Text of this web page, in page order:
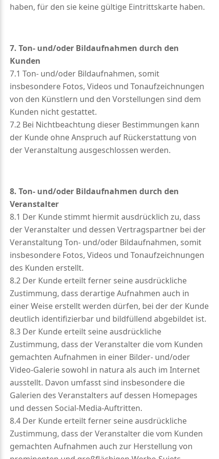
haben, für den sie keine gültige Eintrittskarte haben.
7. Ton- und/oder Bildaufnahmen durch den
Kunden
7.1 Ton- und/oder Bildaufnahmen, somit
insbesondere Fotos, Videos und Tonaufzeichnungen
von den Künstlern und den Vorstellungen sind dem
Kunden nicht gestattet.
7.2 Bei Nichtbeachtung dieser Bestimmungen kann
der Kunde ohne Anspruch auf Rückerstattung von
der Veranstaltung ausgeschlossen werden.
8. Ton- und/oder Bildaufnahmen durch den
Veranstalter
8.1 Der Kunde stimmt hiermit ausdrücklich zu, dass
der Veranstalter und dessen Vertragspartner bei der
Veranstaltung Ton- und/oder Bildaufnahmen, somit
insbesondere Fotos, Videos und Tonaufzeichnungen
des Kunden erstellt.
8.2 Der Kunde erteilt ferner seine ausdrückliche
Zustimmung, dass derartige Aufnahmen auch in
einer Weise erstellt werden dürfen, bei der der Kunde
deutlich identifizierbar und bildfüllend abgebildet ist.
8.3 Der Kunde erteilt seine ausdrückliche
Zustimmung, dass der Veranstalter die vom Kunden
gemachten Aufnahmen in einer Bilder- und/oder
Video-Galerie sowohl in natura als auch im Internet
ausstellt. Davon umfasst sind insbesondere die
Galerien des Veranstalters auf dessen Homepages
und dessen Social-Media-Auftritten.
8.4 Der Kunde erteilt ferner seine ausdrückliche
Zustimmung, dass der Veranstalter die vom Kunden
gemachten Aufnahmen auch zur Herstellung von